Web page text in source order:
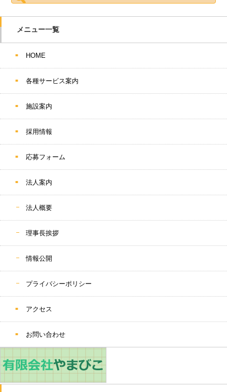
メニュー一覧
HOME
各種サービス案内
施設案内
採用情報
応募フォーム
法人案内
法人概要
理事長挨拶
情報公開
プライバシーポリシー
アクセス
お問い合わせ